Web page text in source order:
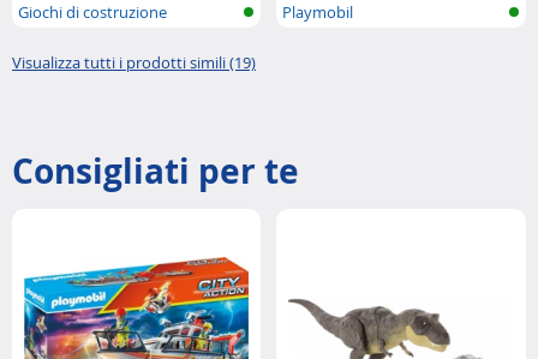
Giochi di costruzione
Playmobil
Visualizza tutti i prodotti simili (19)
Consigliati per te